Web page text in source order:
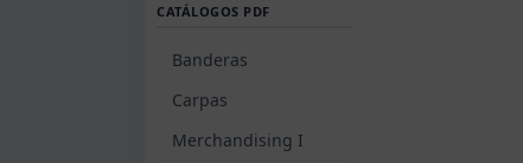
CATÁLOGOS PDF
Banderas
Carpas
Merchandising I